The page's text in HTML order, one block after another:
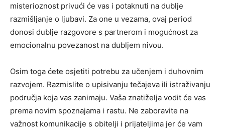
misterioznost privući će vas i potaknuti na dublje
razmišljanje o ljubavi. Za one u vezama, ovaj period
donosi dublje razgovore s partnerom i mogućnost za
emocionalnu povezanost na dubljem nivou.
Osim toga ćete osjetiti potrebu za učenjem i duhovnim
razvojem. Razmislite o upisivanju tečajeva ili istraživanju
područja koja vas zanimaju. Vaša znatiželja vodit će vas
prema novim spoznajama i rastu. Ne zaboravite na
važnost komunikacije s obitelji i prijateljima jer će vam